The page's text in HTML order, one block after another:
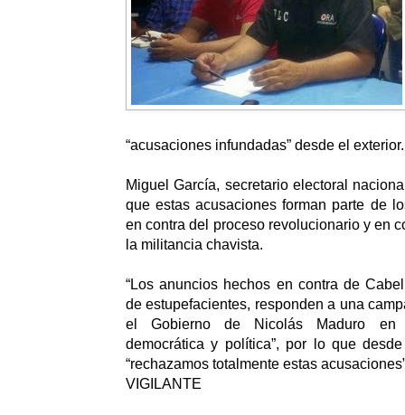
“acusaciones infundadas” desde el exterior.
Miguel García, secretario electoral
que estas acusaciones forman parte de
en contra del proceso revolucionario y en
la militancia chavista.
“Los anuncios hechos en contra de
de estupefacientes, responden a una
el Gobierno de Nicolás Maduro en
democrática y política”, por lo que
“rechazamos totalmente estas
VIGILANTE